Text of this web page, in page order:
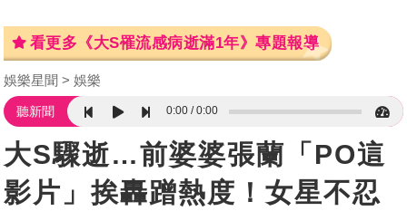
看更多《大S罹流感病逝滿1年》專題報導
娛樂星聞 娛樂
聽新聞 0:00 0:00
大S驟逝…前婆婆張蘭「PO這
影片」挨轟蹭熱度！女星不忍